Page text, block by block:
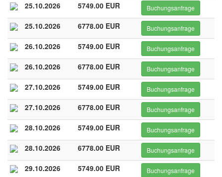
25.10.2026 5749.00 EUR Buchungsanfrage
25.10.2026 6778.00 EUR Buchungsanfrage
26.10.2026 5749.00 EUR Buchungsanfrage
26.10.2026 6778.00 EUR Buchungsanfrage
27.10.2026 5749.00 EUR Buchungsanfrage
27.10.2026 6778.00 EUR Buchungsanfrage
28.10.2026 5749.00 EUR Buchungsanfrage
28.10.2026 6778.00 EUR Buchungsanfrage
29.10.2026 5749.00 EUR Buchungsanfrage